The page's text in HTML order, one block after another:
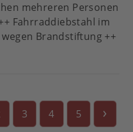
mehreren Personen
Fahrraddiebstahl im
Brandstiftung ++
3 4 5 ›